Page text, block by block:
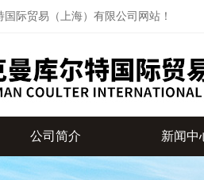
际贸易（上海）有限公司网站！
公司简介 新闻中